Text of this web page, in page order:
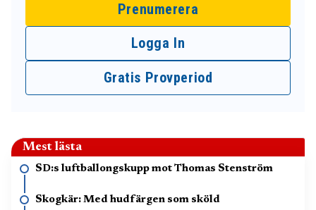
Prenumerera
Logga In
Gratis Provperiod
Mest lästa
SD:s luftballongskupp mot Thomas Stenström
Skogkär: Med hudfärgen som sköld